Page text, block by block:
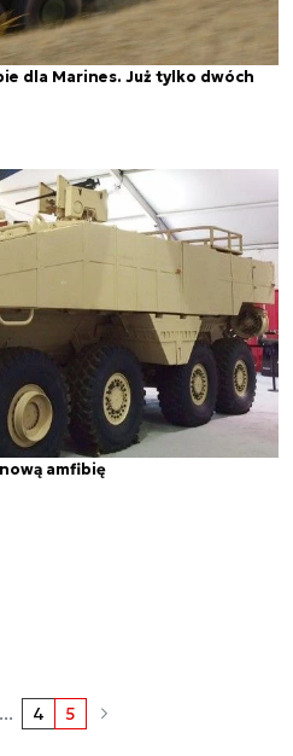
dla Marines. Już tylko dwóch
amfibię
... 4 5